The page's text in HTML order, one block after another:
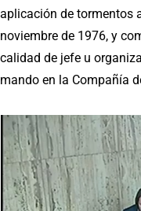
aplicación de tormentos
noviembre de 1976, y
calidad de jefe u
mando en la Compañía